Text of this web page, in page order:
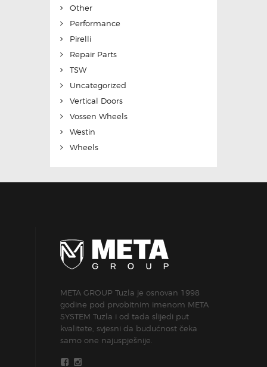
Other
Performance
Pirelli
Repair Parts
TSW
Uncategorized
Vertical Doors
Vossen Wheels
Westin
Wheels
META GROUP Tuzla je osnovan 1998
godine pod prvobitnim imenom META
SYSTEM Tuzla i od tada slijedi put
kvalitete, svjesni da budućnost čeka
samo one najuspješnije.